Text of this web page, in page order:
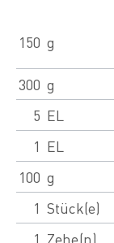
150 g
300 g
5 EL
1 EL
100 g
1 Stück(e)
1 Zehe(n)